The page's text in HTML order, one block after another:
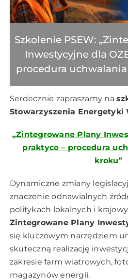
Szkolenie PSEW:
Inwestycyjne dla
procedura
Serdecznie zapraszamy na
Stowarzyszenia Energetyki
„Zintegrowane Plany
praktyce – procedura
kroku”
Dynamiczne zmiany
znaczenie odnawialnych
politykach lokalnych i
Zintegrowane Plany
się kluczowym narzędziem
skuteczną realizację
zakresie farm wiatrowych,
magazynów energii.